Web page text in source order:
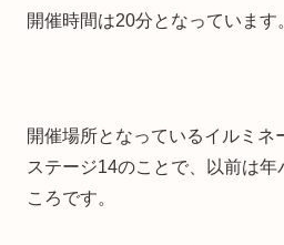
開催時間は20分となっています
開催場所となっているイルミネ
ステージ14のことで、以前は年
ころです。